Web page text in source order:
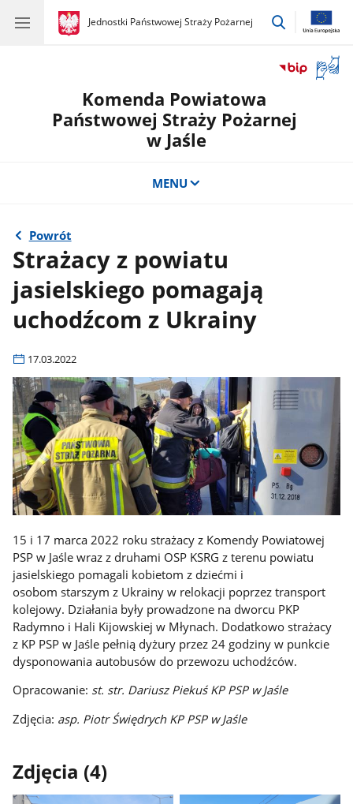
gov.pl
Jednostki Państwowej Straży Pożarnej
gov.pl
Jednostki
przejdź
okno
Komenda Powiatowa
Państwowej Straży Pożarnej
w Jaśle
MENU
Powrót
Strażacy z powiatu
jasielskiego pomagają
uchodźcom z Ukrainy
17.03.2022
15 i 17 marca 2022 roku strażacy z Komendy Powiatowej
PSP w Jaśle wraz z druhami OSP KSRG z terenu powiatu
jasielskiego pomagali kobietom z dziećmi i
osobom starszym z Ukrainy w relokacji poprzez transport
kolejowy. Działania były prowadzone na dworcu PKP
Radymno i Hali Kijowskiej w Młynach. Dodatkowo strażacy
z KP PSP w Jaśle pełnią dyżury przez 24 godziny w punkcie
dysponowania autobusów do przewozu uchodźców.
Opracowanie: st. str. Dariusz Piekuś KP PSP w Jaśle
Zdjęcia: asp. Piotr Świędrych KP PSP w Jaśle
Zdjęcia (4)